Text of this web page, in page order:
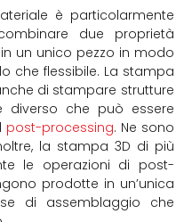
è particolarmente
due proprietà
un unico pezzo in modo
che flessibile. La stampa
di stampare strutture
diverso che può essere
post-processing. Ne sono
la stampa 3D di più
le operazioni di post-
prodotte in un’unica
di assemblaggio che